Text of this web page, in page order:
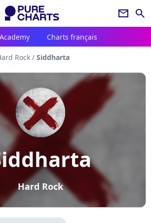
newsletter search
Charts français
Rock / Siddharta
Hard Rock